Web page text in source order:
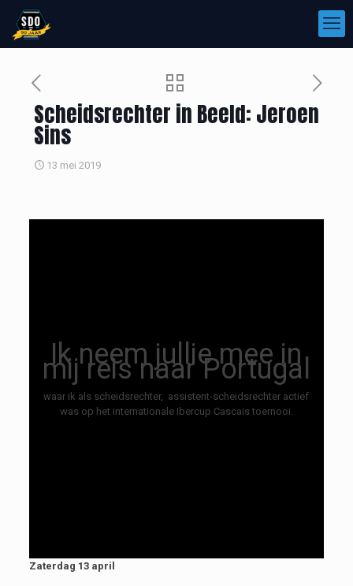
Scheidsrechter in Beeld: Jeroen
Sins
13 mei 2019
Ik neem jullie mee in
mij reis naar Portugal
waar ik als scheidsrechter, assistent-scheidsrechter actief
was op het internationale Ibercup Cascais toernooi.
Zaterdag 13 april